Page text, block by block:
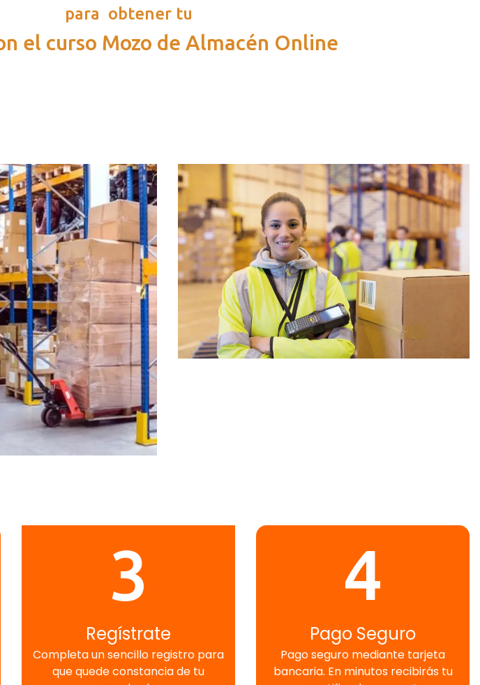
para obtener tu
el curso Mozo de Almacén Online
3
Regístrate
Completa un sencillo registro para
que quede constancia de tu
4
Pago Seguro
Pago seguro mediante tarjeta
bancaria. En minutos recibirás tu